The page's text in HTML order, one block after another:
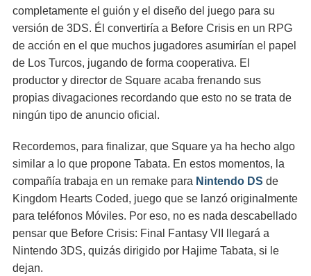
completamente el guión y el diseño del juego para su
versión de 3DS. Él convertiría a Before Crisis en un RPG
de acción en el que muchos jugadores asumirían el papel
de Los Turcos, jugando de forma cooperativa. El
productor y director de Square acaba frenando sus
propias divagaciones recordando que esto no se trata de
ningún tipo de anuncio oficial.
Recordemos, para finalizar, que Square ya ha hecho algo
similar a lo que propone Tabata. En estos momentos, la
compañía trabaja en un remake para Nintendo DS de
Kingdom Hearts Coded, juego que se lanzó originalmente
para teléfonos Móviles. Por eso, no es nada descabellado
pensar que Before Crisis: Final Fantasy VII llegará a
Nintendo 3DS, quizás dirigido por Hajime Tabata, si le
dejan.